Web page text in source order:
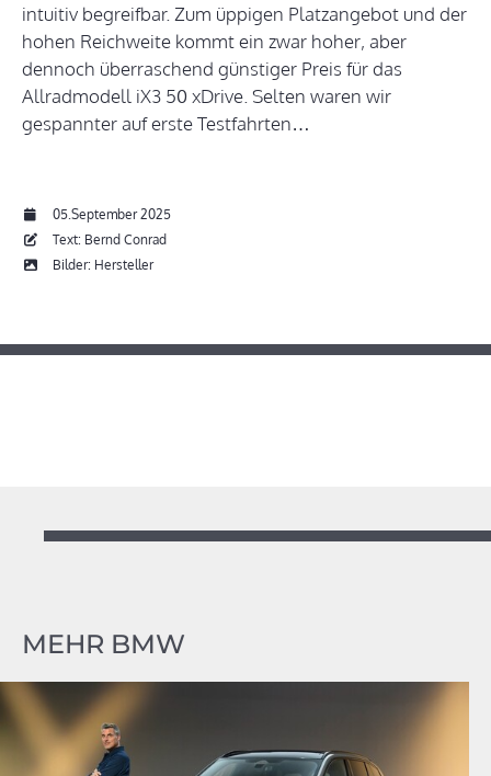
intuitiv begreifbar. Zum üppigen Platzangebot und der
hohen Reichweite kommt ein zwar hoher, aber
dennoch überraschend günstiger Preis für das
Allradmodell iX3 50 xDrive. Selten waren wir
gespannter auf erste Testfahrten…
05.September 2025
Text: Bernd Conrad
Bilder: Hersteller
MEHR BMW